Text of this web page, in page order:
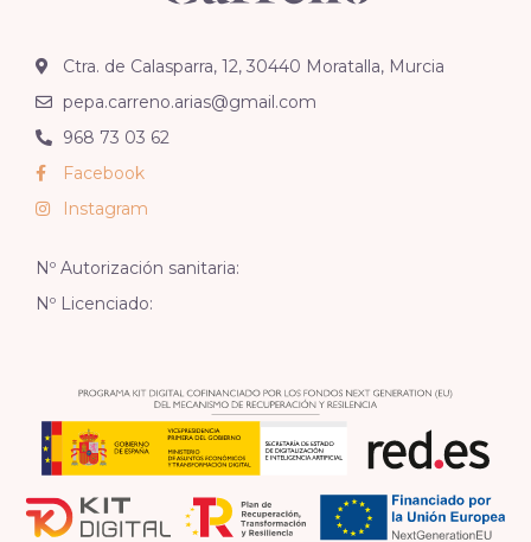
Ctra. de Calasparra, 12, 30440 Moratalla, Murcia
pepa.carreno.arias@gmail.com
968 73 03 62
Facebook
Instagram
Nº Autorización sanitaria:
Nº Licenciado: